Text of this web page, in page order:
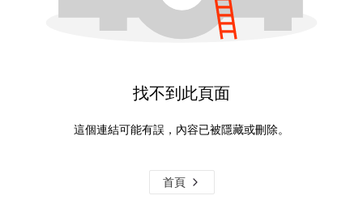
找不到此頁面
這個連結可能有誤，內容已被隱藏或刪除。
首頁